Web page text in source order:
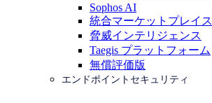
Sophos AI
統合マーケットプレイス
脅威インテリジェンス
Taegis プラットフォーム
無償評価版
エンドポイントセキュリティ